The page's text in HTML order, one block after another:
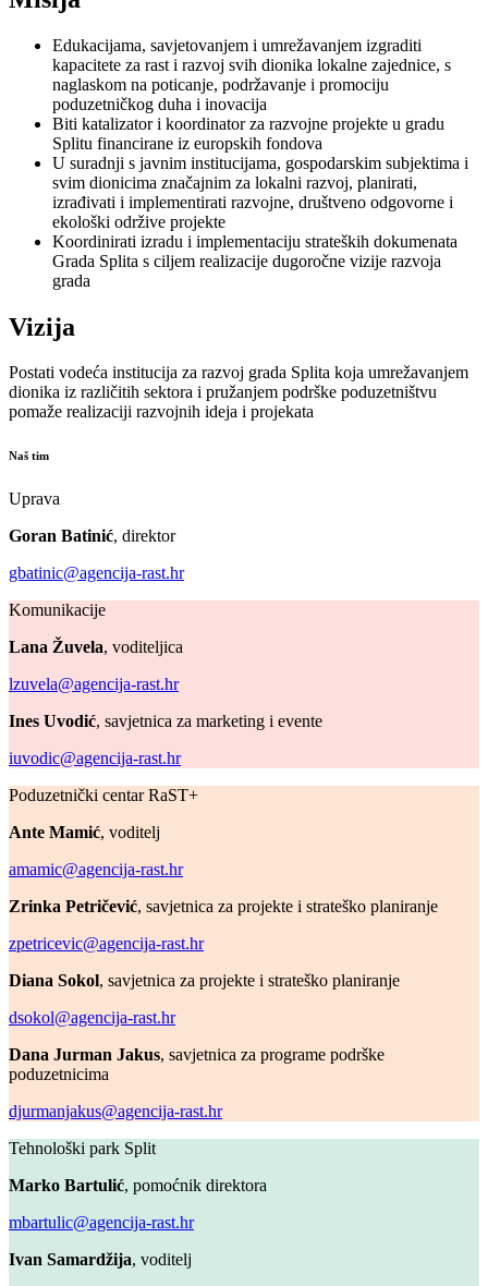
Edukacijama, savjetovanjem i umrežavanjem izgraditi
kapacitete za rast i razvoj svih dionika lokalne zajednice, s
naglaskom na poticanje, podržavanje i promociju
poduzetničkog duha i inovacija
Biti katalizator i koordinator za razvojne projekte u gradu
Splitu financirane iz europskih fondova
U suradnji s javnim institucijama, gospodarskim subjektima i
svim dionicima značajnim za lokalni razvoj, planirati,
izrađivati i implementirati razvojne, društveno odgovorne i
ekološki održive projekte
Koordinirati izradu i implementaciju strateških dokumenata
Grada Splita s ciljem realizacije dugoročne vizije razvoja
grada
Vizija
Postati vodeća institucija za razvoj grada Splita koja umrežavanjem
dionika iz različitih sektora i pružanjem podrške poduzetništvu
pomaže realizaciji razvojnih ideja i projekata
Naš tim
Uprava
Goran Batinić, direktor
gbatinic@agencija-rast.hr
Komunikacije
Lana Žuvela, voditeljica
lzuvela@agencija-rast.hr
Ines Uvodić, savjetnica za marketing i evente
iuvodic@agencija-rast.hr
Poduzetnički centar RaST+
Ante Mamić, voditelj
amamic@agencija-rast.hr
Zrinka Petričević, savjetnica za projekte i strateško planiranje
zpetricevic@agencija-rast.hr
Diana Sokol, savjetnica za projekte i strateško planiranje
dsokol@agencija-rast.hr
Dana Jurman Jakus, savjetnica za programe podrške
poduzetnicima
djurmanjakus@agencija-rast.hr
Tehnološki park Split
Marko Bartulić, pomoćnik direktora
mbartulic@agencija-rast.hr
Ivan Samardžija, voditelj